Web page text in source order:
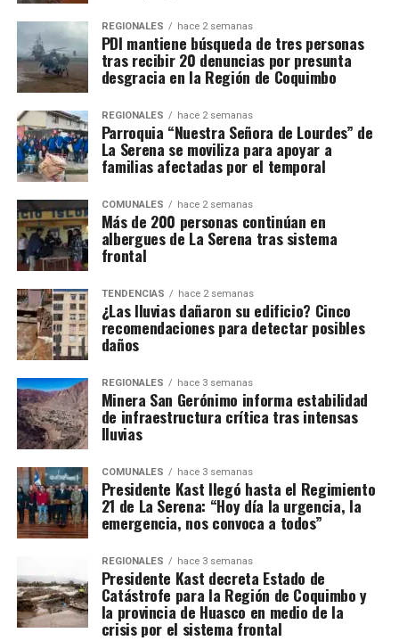
REGIONALES hace 2 semanas
PDI mantiene búsqueda de tres personas
tras recibir 20 denuncias por presunta
desgracia en la Región de Coquimbo
REGIONALES hace 2 semanas
Parroquia “Nuestra Señora de Lourdes” de
La Serena se moviliza para apoyar a
familias afectadas por el temporal
COMUNALES hace 2 semanas
Más de 200 personas continúan en
albergues de La Serena tras sistema
frontal
TENDENCIAS hace 2 semanas
¿Las lluvias dañaron su edificio? Cinco
recomendaciones para detectar posibles
daños
REGIONALES hace 3 semanas
Minera San Gerónimo informa estabilidad
de infraestructura crítica tras intensas
lluvias
COMUNALES hace 3 semanas
Presidente Kast llegó hasta el Regimiento
21 de La Serena: “Hoy día la urgencia, la
emergencia, nos convoca a todos”
REGIONALES hace 3 semanas
Presidente Kast decreta Estado de
Catástrofe para la Región de Coquimbo y
la provincia de Huasco en medio de la
crisis por el sistema frontal